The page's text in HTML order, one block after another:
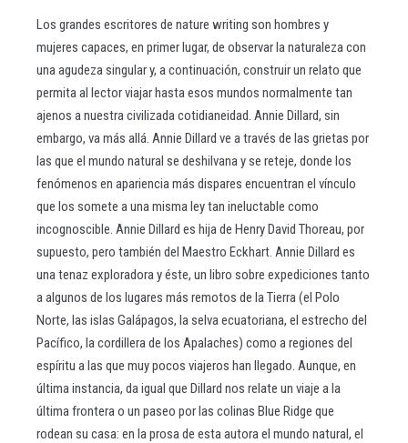
Los grandes escritores de nature writing son hombres y
mujeres capaces, en primer lugar, de observar la naturaleza con
una agudeza singular y, a continuación, construir un relato que
permita al lector viajar hasta esos mundos normalmente tan
ajenos a nuestra civilizada cotidianeidad. Annie Dillard, sin
embargo, va más allá. Annie Dillard ve a través de las grietas por
las que el mundo natural se deshilvana y se reteje, donde los
fenómenos en apariencia más dispares encuentran el vínculo
que los somete a una misma ley tan ineluctable como
incognoscible. Annie Dillard es hija de Henry David Thoreau, por
supuesto, pero también del Maestro Eckhart. Annie Dillard es
una tenaz exploradora y éste, un libro sobre expediciones tanto
a algunos de los lugares más remotos de la Tierra (el Polo
Norte, las islas Galápagos, la selva ecuatoriana, el estrecho del
Pacífico, la cordillera de los Apalaches) como a regiones del
espíritu a las que muy pocos viajeros han llegado. Aunque, en
última instancia, da igual que Dillard nos relate un viaje a la
última frontera o un paseo por las colinas Blue Ridge que
rodean su casa: en la prosa de esta autora el mundo natural, el